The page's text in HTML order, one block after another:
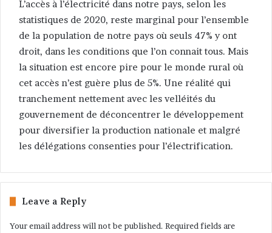
L’accès à l’électricité dans notre pays, selon les
statistiques de 2020, reste marginal pour l’ensemble
de la population de notre pays où seuls 47% y ont
droit, dans les conditions que l’on connait tous. Mais
la situation est encore pire pour le monde rural où
cet accès n’est guère plus de 5%. Une réalité qui
tranchement nettement avec les velléités du
gouvernement de déconcentrer le développement
pour diversifier la production nationale et malgré
les délégations consenties pour l’électrification.
Leave a Reply
Your email address will not be published. Required fields are